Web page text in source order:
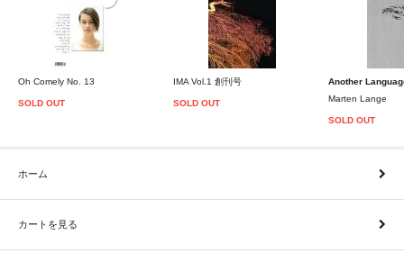
Oh Comely No. 13
SOLD OUT
IMA Vol.1 創刊号
SOLD OUT
Another
Marten Lange
SOLD OUT
ホーム
カートを見る